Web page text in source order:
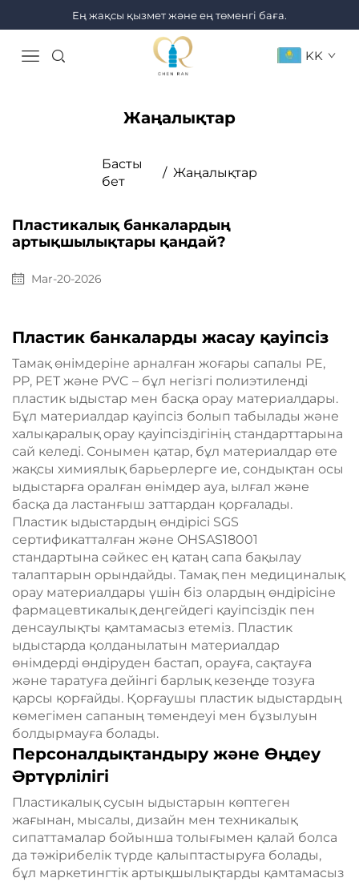
Ең жақсы қызмет және ең төменгі баға.
KK
Басты
бет
/ Жаңалықтар
Жаңалықтар
Пластикалық банкалардың
артықшылықтары қандай?
Mar-20-2026
Пластик банкаларды жасау қауіпсіз
Тамақ өнімдеріне арналған жоғары сапалы PE,
PP, PET және PVC – бұл негізгі полиэтиленді
пластик ыдыстар мен басқа орау материалдары.
Бұл материалдар қауіпсіз болып табылады және
халықаралық орау қауіпсіздігінің стандарттарына
сай келеді. Сонымен қатар, бұл материалдар өте
жақсы химиялық барьерлерге ие, сондықтан осы
ыдыстарға оралған өнімдер ауа, ылғал және
басқа да ластанғыш заттардан қорғалады.
Пластик ыдыстардың өндірісі SGS
сертификатталған және OHSAS18001
стандартына сәйкес ең қатаң сапа бақылау
талаптарын орындайды. Тамақ пен медициналық
орау материалдары үшін біз олардың өндірісіне
фармацевтикалық деңгейдегі қауіпсіздік пен
денсаулықты қамтамасыз етеміз. Пластик
ыдыстарда қолданылатын материалдар
өнімдерді өндіруден бастап, орауға, сақтауға
және таратуға дейінгі барлық кезеңде тозуға
қарсы қорғайды. Қорғаушы пластик ыдыстардың
көмегімен сапаның төмендеуі мен бұзылуын
болдырмауға болады.
Персоналдықтандыру және Өңдеу
Әртүрлілігі
Пластикалық сусын ыдыстарын көптеген
жағынан, мысалы, дизайн мен техникалық
сипаттамалар бойынша толығымен қалай болса
да тәжірибелік түрде қалыптастыруға болады,
бұл маркетингтік артықшылықтарды қамтамасыз